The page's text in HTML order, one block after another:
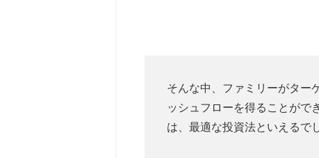
そんな中、ファミリーがター
ッシュフローを得ることがで
は、最適な投資法といえるで